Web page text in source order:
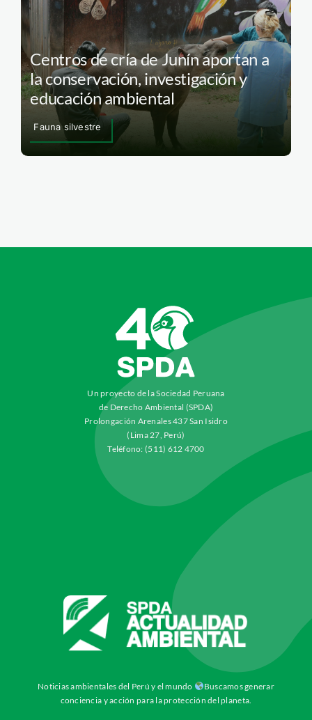
Centros de cría de Junín aportan a
la conservación, investigación y
educación ambiental
Fauna silvestre
Un proyecto de la Sociedad Peruana
de Derecho Ambiental (SPDA)
Prolongación Arenales 437 San Isidro
(Lima 27, Perú)
Teléfono: (511) 612 4700
Noticias ambientales del Perú y el mundo
Buscamos generar
conciencia y acción para la protección del planeta.